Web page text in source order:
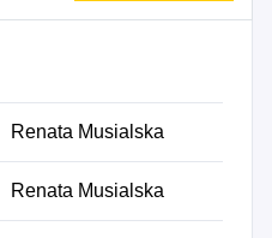
w
4762Z - Sprzedaż
piśmiennych
sklepach,
sprzętu sportowego
sklepach,
Renata Musialska
Renata Musialska